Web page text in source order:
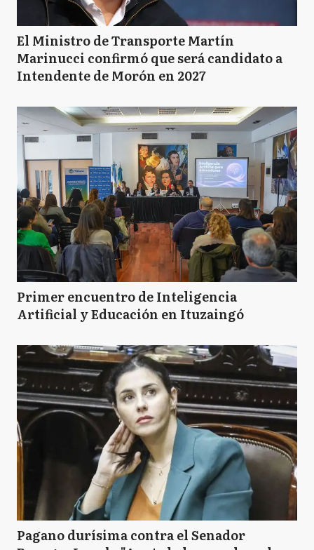
El Ministro de Transporte Martín
Marinucci confirmó que será candidato a
Intendente de Morón en 2027
Primer encuentro de Inteligencia
Artificial y Educación en Ituzaingó
Pagano durísima contra el Senador